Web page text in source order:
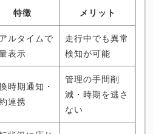
特徴 メリット
ルタイムで
表示
走行中でも異常
検知が可能
時期通知・
連携
管理の手間削
減・時期を逃さ
ない